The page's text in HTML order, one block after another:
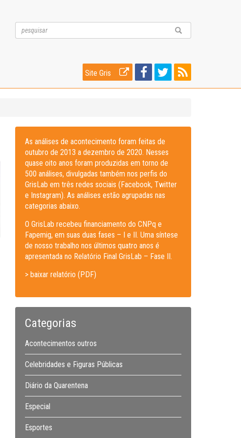
Site Gris
As análises de acontecimento foram feitas de
outubro de 2013 a dezembro de 2020. Nesses
quase oito anos foram produzidas em torno de
500 análises, divulgadas também nos perfis do
GrisLab em três redes sociais (Facebook, Twitter
e Instagram). As análises estão agrupadas nas
categorias abaixo.
O GrisLab recebeu financiamento do CNPq e
Fapemig, em suas duas fases – I e II. Uma síntese
de nosso trabalho nos últimos quatro anos é
apresentada no Relatório Final GrisLab – Fase II.
> baixar relatório (PDF)
Categorias
Acontecimentos outros
Celebridades e Figuras Públicas
Diário da Quarentena
Especial
Esportes